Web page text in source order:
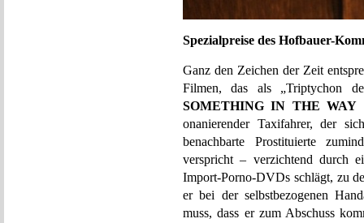
Spezialpreise des Hofbauer-
Ganz den Zeichen der Zeit
Filmen, das als „Triptychon
SOMETHING IN THE WAY
onanierender Taxifahrer, der
benachbarte Prostituierte
verspricht – verzichtend durch
Import-Porno-DVDs schlägt, zu
er bei der selbstbezogenen
muss, dass er zum Abschuss